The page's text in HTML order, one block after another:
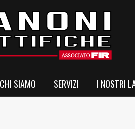
CHI SIAMO SERVIZI I NOSTRI